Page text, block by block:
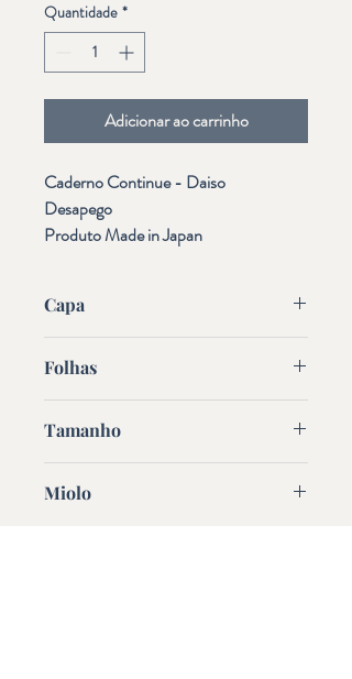
Quantidade *
Adicionar ao carrinho
Caderno Continue - Daiso
Desapego
Produto Made in Japan
Capa
Folhas
Tamanho
Miolo